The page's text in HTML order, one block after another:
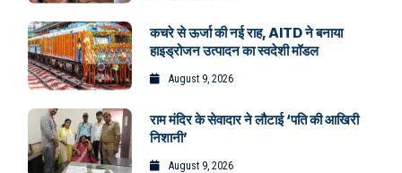
कचरे से ऊर्जा की नई राह, AITD ने बनाया
हाइड्रोजन उत्पादन का स्वदेशी मॉडल
August 9, 2026
राम मंदिर के सेवादार ने लौटाई ‘पति की आखिरी
निशानी’
August 9, 2026